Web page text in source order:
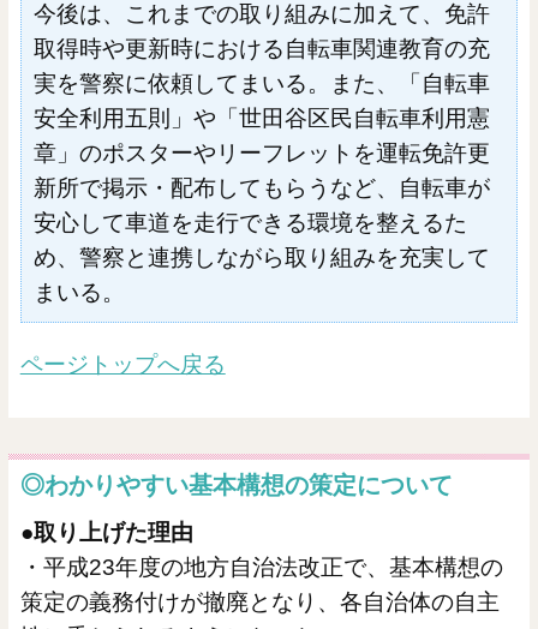
今後は、これまでの取り組みに加えて、免許
取得時や更新時における自転車関連教育の充
実を警察に依頼してまいる。また、「自転車
安全利用五則」や「世田谷区民自転車利用憲
章」のポスターやリーフレットを運転免許更
新所で掲示・配布してもらうなど、自転車が
安心して車道を走行できる環境を整えるた
め、警察と連携しながら取り組みを充実して
まいる。
ページトップへ戻る
◎わかりやすい基本構想の策定について
●取り上げた理由
・平成23年度の地方自治法改正で、基本構想の
策定の義務付けが撤廃となり、各自治体の自主